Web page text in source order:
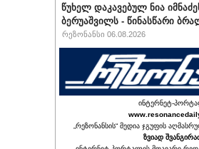
წუხელ დაკავებულ ნია
ბერუაშვილს - წინასწარი
რეზონანსი 06.08.2026
ინტერნეტ-
„რეზონანსის“ მედია ჯგუფის
ზვიად